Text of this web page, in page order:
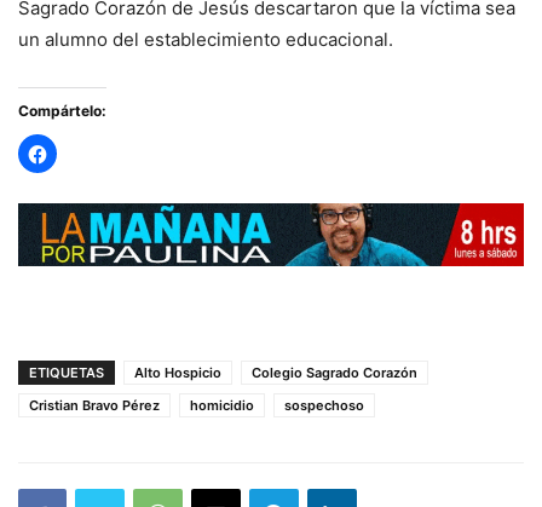
Sagrado Corazón de Jesús descartaron que la víctima sea
un alumno del establecimiento educacional.
Compártelo:
ETIQUETAS Alto Hospicio
Colegio Sagrado Corazón
Cristian Bravo Pérez
homicidio sospechoso